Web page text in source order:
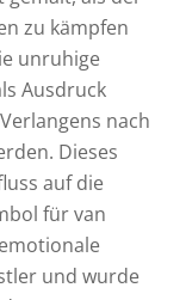
zu kämpfen
unruhige
Ausdruck
nach
Dieses
auf die
für van
und wurde